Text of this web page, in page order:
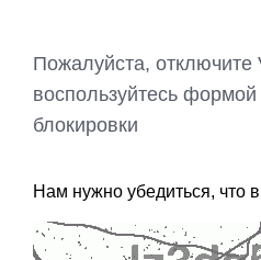
Пожалуйста, отключите
воспользуйтесь
блокировки
Нам нужно убедиться, что